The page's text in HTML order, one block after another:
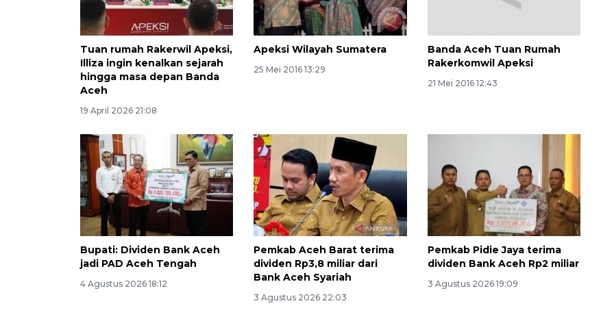
Tuan rumah Rakerwil Apeksi,
Illiza ingin kenalkan sejarah
hingga masa depan Banda
Aceh
19 April 2026 21:08
Apeksi Wilayah Sumatera
25 Mei 2016 13:29
Banda Aceh Tuan Rumah
Rakerkomwil Apeksi
21 Mei 2016 12:43
Bupati: Dividen Bank Aceh
jadi PAD Aceh Tengah
4 Agustus 2026 18:12
Pemkab Aceh Barat terima
dividen Rp3,8 miliar dari
Bank Aceh Syariah
3 Agustus 2026 22:03
Pemkab Pidie Jaya terima
dividen Bank Aceh Rp2 miliar
3 Agustus 2026 19:09